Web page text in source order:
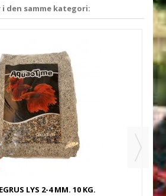
den samme kategori:
LYS 2-4 MM. 10 KG.